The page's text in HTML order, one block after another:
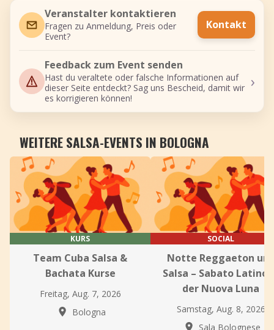
Veranstalter kontaktieren
Fragen zu Anmeldung, Preis oder
Event?
Kontakt
Feedback zum Event senden
Hast du veraltete oder falsche Informationen auf
dieser Seite entdeckt? Sag uns Bescheid, damit wir
es korrigieren können!
›
WEITERE SALSA-EVENTS IN BOLOGNA
KURS
Team Cuba Salsa &
Bachata Kurse
Freitag, Aug. 7, 2026
Bologna
SOCIAL
Notte Reggaeton
Salsa – Sabato Latino
der Nuova Luna
Samstag, Aug. 8, 2026
Sala Bolognese